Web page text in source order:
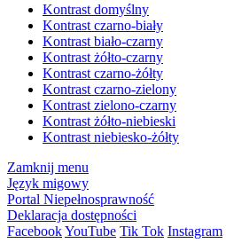
Kontrast domyślny
Kontrast czarno-biały
Kontrast biało-czarny
Kontrast żółto-czarny
Kontrast czarno-żółty
Kontrast czarno-zielony
Kontrast zielono-czarny
Kontrast żółto-niebieski
Kontrast niebiesko-żółty
Zamknij menu
Język migowy
Portal Niepełnosprawność
Deklaracja dostępności
FacebookYouTube Tik Tok Instagram